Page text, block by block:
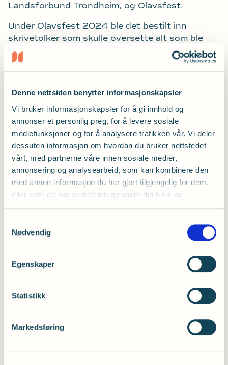
Denne nettsiden benytter informasjonskapsler
Vi bruker informasjonskapsler for å gi innhold og
annonser et personlig preg, for å levere sosiale
mediefunksjoner og for å analysere trafikken vår. Vi deler
dessuten informasjon om hvordan du bruker nettstedet
vårt, med partnerne våre innen sosiale medier,
annonsering og analysearbeid, som kan kombinere den
med annen informasjon du har gjort tilgjengelig for dem,
eller som de har samlet inn gjennom din bruk av
Nødvendig
Egenskaper
Statistikk
Markedsføring
Landsforbund Trondheim, og Olavsfest.
Under Olavsfest 2024 ble det bestilt inn
skrivetolker som skulle oversette alt som ble
sagt fra scenen. I programvaren til skrivetolkene
ble det opprettet en QR-kode som arrangøren
gjorde tilgjengelig til alle i publikum. Når
publikummere scannet QR-koden fikk de direkte
tilgang til skrivetolkene sitt program og kunne
følge tekstingen fra sin mobil. Testen ble
gjennomført uten tekniske problemer og
tilbakemeldingene fra testpersoner var at dette
fungerte bra. Det var et pluss at man ikke var
avhengig av reserverte plasser, men kunne stå
eller sitte der man ønsket så lenge man hadde
scannet QR-koden. Evalueringen gjort av
prosjektgruppen samt tilbakemeldingene fra
veileder. Veilederen sendes til alle som ønsker
mer informasjon om bruk av metoden.
Det ble også produsert en informasjonsfilm som
I etterkant av utprøvingen har Trondheim
flere arrangementer. SKI VM i Trondheim
benyttet også metoden og prosjektgruppen har
blitt kontaktet av flere arrangører som ønsker å